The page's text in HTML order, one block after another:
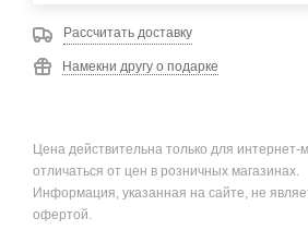
Рассчитать доставку
Намекни другу о подарке
Цена действительна только для интернет-
отличаться от цен в розничных магазинах.
Информация, указанная на сайте, не
офертой.